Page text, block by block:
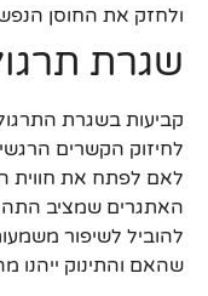
ולחזק את החוסן
שגרת
קביעות בשגרת
לחיזוק הקשרים
לאם לפתח את חווית
האתגרים שמציב
להוביל לשיפור
שהאם והתינוק ייהנו